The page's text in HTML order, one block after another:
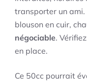
transporter un ami.
blouson en cuir,
négociable.
en place.
Ce 50cc pourrait